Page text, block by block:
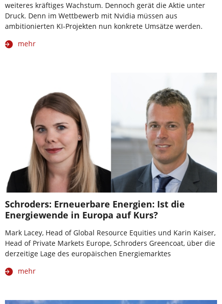
weiteres kräftiges Wachstum. Dennoch gerät die Aktie unter
Druck. Denn im Wettbewerb mit Nvidia müssen aus
ambitionierten KI-Projekten nun konkrete Umsätze werden.
mehr
Schroders: Erneuerbare Energien: Ist die
Energiewende in Europa auf Kurs?
Mark Lacey, Head of Global Resource Equities und Karin Kaiser,
Head of Private Markets Europe, Schroders Greencoat, über die
derzeitige Lage des europäischen Energiemarktes
mehr